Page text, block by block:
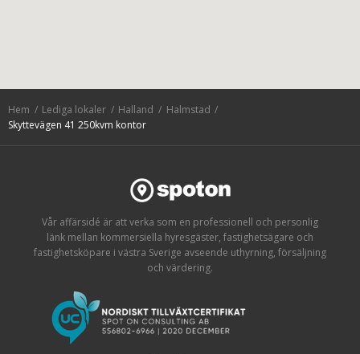
Hem Lediga lokaler Halland
Halmstad
Skyttevägen 41 250kvm kontor
Vår affärsidé är att verka som en professionell och personlig
länk mellan kommersiella hyresgäster, fastighetsägare och
fastighetsköpare i västra Sverige avseende uthyrning, försäljning
och värdering.